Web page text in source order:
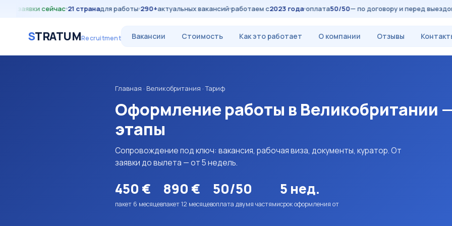
заявки сейчас 21 странадля работы 290+актуальных вакансий работаем с2023 года оплата50/50— по договору и перед выездом
STRATUMRecruitment Вакансии Стоимость Как это работает О компании Отзывы
Главная · Великобритания · Тариф
Оформление работы в Великобритании
этапы
Сопровождение под ключ: вакансия, рабочая виза, документы, куратор. От
заявки до вылета — от 5 недель.
450 €
пакет 6 месяцев
890 €
пакет 12 месяцев
50/50
оплата двумя частями
5 нед.
срок оформления от